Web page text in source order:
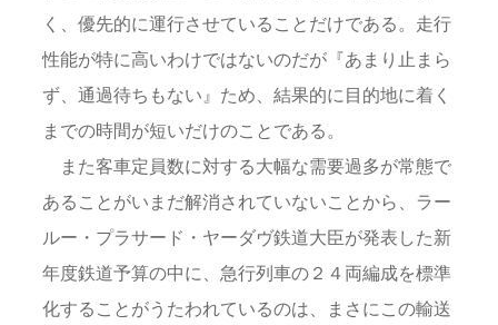
く、優先的に運行させていることだけである。走行
性能が特に高いわけではないのだが『あまり止まら
ず、通過待ちもない』ため、結果的に目的地に着く
までの時間が短いだけのことである。
また客車定員数に対する大幅な需要過多が常態で
あることがいまだ解消されていないことから、ラー
ルー・プラサード・ヤーダヴ鉄道大臣が発表した新
年度鉄道予算の中に、急行列車の２４両編成を標準
化することがうたわれているのは、まさにこの輸送